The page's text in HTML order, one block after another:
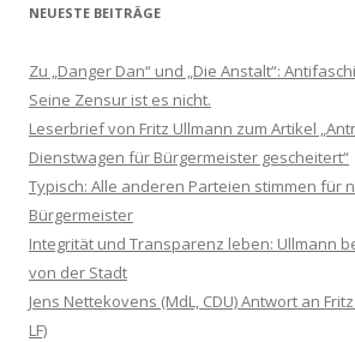
NEUESTE BEITRÄGE
Zu „Danger Dan“ und „Die Anstalt“:
Seine Zensur ist es nicht.
Leserbrief von Fritz Ullmann zum Artikel
Dienstwagen für Bürgermeister gescheitert“
Typisch: Alle anderen Parteien stimmen für
Bürgermeister
Integrität und Transparenz leben: Ullmann
von der Stadt
Jens Nettekovens (MdL, CDU) Antwort an
LF)